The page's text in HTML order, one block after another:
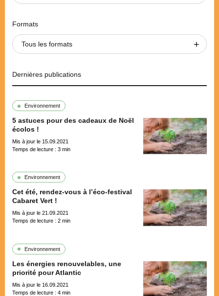
Formats
Tous les formats
Dernières publications
Environnement
5 astuces pour des cadeaux de Noël
écolos !
Mis à jour le 15.09.2021
Temps de lecture : 3 min
Environnement
Cet été, rendez-vous à l’éco-festival
Cabaret Vert !
Mis à jour le 21.09.2021
Temps de lecture : 2 min
Environnement
Les énergies renouvelables, une
priorité pour Atlantic
Mis à jour le 16.09.2021
Temps de lecture : 4 min